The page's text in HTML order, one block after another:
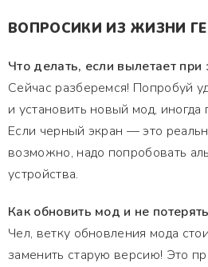
ВОПРОСИКИ ИЗ ЖИЗНИ
Что делать, если вылетает при
Сейчас разберемся! Попробуй
и установить новый мод, иногда
Если черный экран — это
возможно, надо попробовать
устройства.
Как обновить мод и не
Чел, ветку обновления мода
заменить старую версию! Это